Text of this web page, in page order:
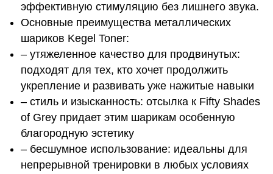
эффективную стимуляцию без лишнего звука.
Основные преимущества металлических
шариков Kegel Toner:
– утяжеленное качество для продвинутых:
подходят для тех, кто хочет продолжить
укрепление и развивать уже нажитые навыки
– стиль и изысканность: отсылка к Fifty Shades
of Grey придает этим шарикам особенную
благородную эстетику
– бесшумное использование: идеальны для
непрерывной тренировки в любых условиях